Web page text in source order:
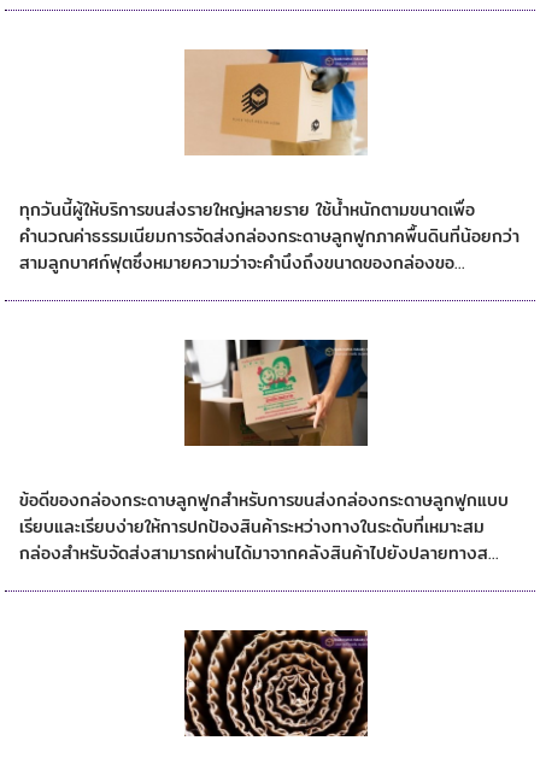
ทุกวันนี้ผู้ให้บริการขนส่งรายใหญ่หลายราย ใช้น้ำหนักตามขนาดเพื่อ
คำนวณค่าธรรมเนียมการจัดส่งกล่องกระดาษลูกฟูกภาคพื้นดินที่น้อยกว่า
สามลูกบาศก์ฟุตซึ่งหมายความว่าจะคำนึงถึงขนาดของกล่องขอ...
ข้อดีของกล่องกระดาษลูกฟูกสำหรับการขนส่งกล่องกระดาษลูกฟูกแบบ
เรียบและเรียบง่ายให้การปกป้องสินค้าระหว่างทางในระดับที่เหมาะสม
กล่องสำหรับจัดส่งสามารถผ่านได้มาจากคลังสินค้าไปยังปลายทางส...